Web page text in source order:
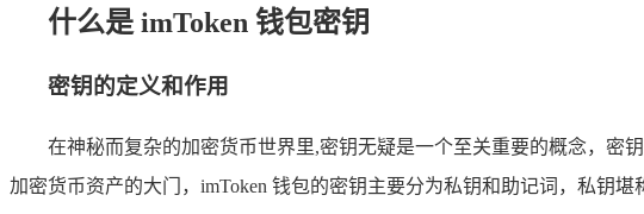
什么是 imToken 钱包密钥
密钥的定义和作用
在神秘而复杂的加密货币世界里,密钥无疑是一个至关重要的概念，密
加密货币资产的大门，imToken 钱包的密钥主要分为私钥和助记词，私钥